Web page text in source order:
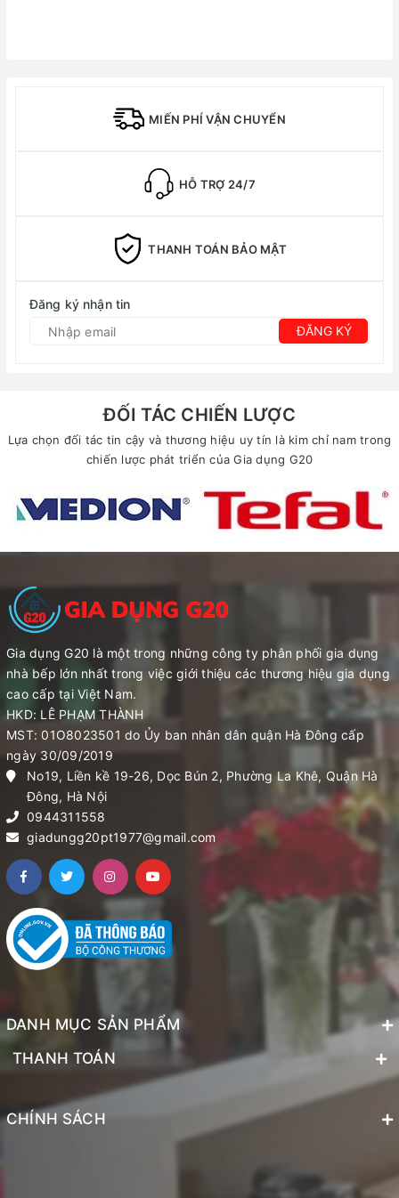
MIẾN PHÍ VẬN CHUYỂN
HỖ TRỢ 24/7
THANH TOÁN BẢO MẬT
Đăng ký nhận tin
ĐĂNG KÝ
ĐỐI TÁC CHIẾN LƯỢC
Lựa chọn đối tác tin cậy và thương hiệu uy tín là kim chỉ nam trong
chiến lược phát triển của Gia dụng G20
Gia dụng G20 là một trong những công ty phân phối gia dụng
nhà bếp lớn nhất trong việc giới thiệu các thương hiệu gia dụng
cao cấp tại Việt Nam.
HKD: LÊ PHẠM THÀNH
MST: 01O8023501 do Ủy ban nhân dân quận Hà Đông cấp
ngày 30/09/2019
No19, Liền kề 19-26, Dọc Bún 2, Phường La Khê, Quận Hà
Đông, Hà Nội
0944311558
giadungg20pt1977@gmail.com
DANH MỤC SẢN PHẨM
THANH TOÁN
CHÍNH SÁCH